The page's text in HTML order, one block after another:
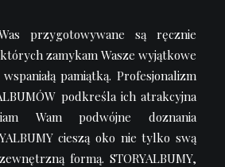
przygotowywane są ręcznie
których zamykam Wasze wyjątkowe
pamiątką. Profesjonalizm
podkreśla ich atrakcyjna
Wam podwójne doznania
cieszą oko nie tylko swą
formą. STORYALBUMY,